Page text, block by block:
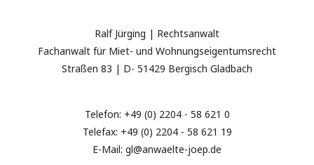
Ralf Jürging | Rechtsanwalt
Fachanwalt für Miet- und Wohnungseigentumsrecht
Straßen 83 | D- 51429 Bergisch Gladbach
Telefon: +49 (0) 2204 - 58 621 0
Telefax: +49 (0) 2204 - 58 621 19
E-Mail: gl@anwaelte-joep.de